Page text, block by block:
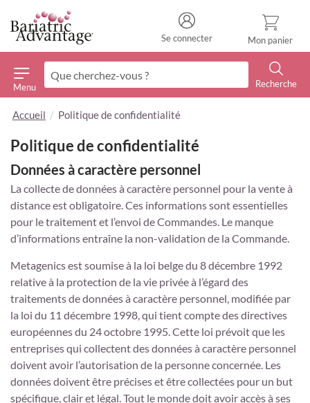
Menu
Recherche
Mon panier
Se connecter
Accueil Politique de confidentialité
Politique de confidentialité
Données à caractère personnel
La collecte de données à caractère personnel pour la vente à
distance est obligatoire. Ces informations sont essentielles
pour le traitement et l’envoi de Commandes. Le manque
d’informations entraîne la non-validation de la Commande.
Metagenics est soumise à la loi belge du 8 décembre 1992
relative à la protection de la vie privée à l’égard des
traitements de données à caractère personnel, modifiée par
la loi du 11 décembre 1998, qui tient compte des directives
européennes du 24 octobre 1995. Cette loi prévoit que les
entreprises qui collectent des données à caractère personnel
doivent avoir l’autorisation de la personne concernée. Les
données doivent être précises et être collectées pour un but
spécifique, clair et légal. Tout le monde doit avoir accès à ses